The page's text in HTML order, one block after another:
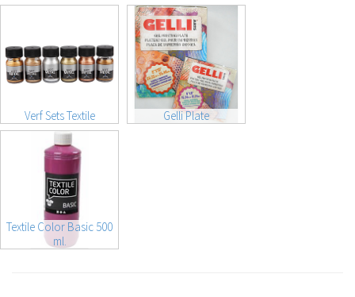
Verf Sets Textile Gelli Plate
Textile Color Basic 500
ml.